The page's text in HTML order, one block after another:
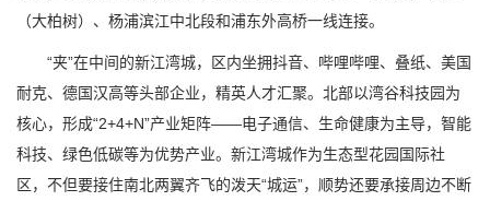
（大柏树）、杨浦滨江中北段和浦东外高桥一线连接。
“夹”在中间的新江湾城，区内坐拥抖音、哔哩哔哩、叠纸、美国
耐克、德国汉高等头部企业，精英人才汇聚。北部以湾谷科技园为
核心，形成“2+4+N”产业矩阵——电子通信、生命健康为主导，智能
科技、绿色低碳等为优势产业。新江湾城作为生态型花园国际社
区，不但要接住南北两翼齐飞的泼天“城运”，顺势还要承接周边不断